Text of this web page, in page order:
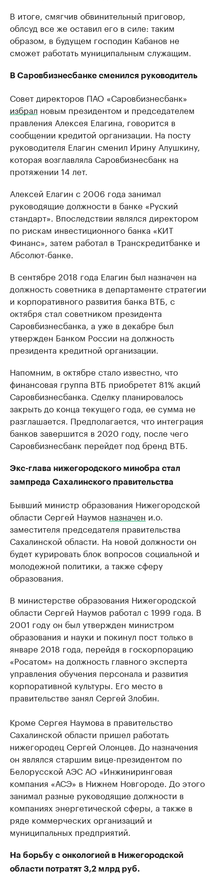
В итоге, смягчив обвинительный приговор,
облсуд все же оставил его в силе: таким
образом, в будущем господин Кабанов не
сможет работать муниципальным служащим.
В Саровбизнесбанке сменился руководитель
Совет директоров ПАО «Саровбизнесбанк»
избрал новым президентом и председателем
правления Алексея Елагина, говорится в
сообщении кредитой организации. На посту
руководителя Елагин сменил Ирину Алушкину,
которая возглавляла Саровбизнесбанк на
протяжении 14 лет.
Алексей Елагин с 2006 года занимал
руководящие должности в банке «Руский
стандарт». Впоследствии являлся директором
по рискам инвестиционного банка «КИТ
Финанс», затем работал в Транскредитбанке и
Абсолют-банке.
В сентябре 2018 года Елагин был назначен на
должность советника в департаменте стратегии
и корпоративного развития банка ВТБ, с
октября стал советником президента
Саровбизнесбанка, а уже в декабре был
утвержден Банком России на должность
президента кредитной организации.
Напомним, в октябре стало известно, что
финансовая группа ВТБ приобретет 81% акций
Саровбизнесбанка. Сделку планировалось
закрыть до конца текущего года, ее сумма не
разглашается. Предполагается, что интеграция
банков завершится в 2020 году, после чего
Саровбизнесбанк перейдет под бренд ВТБ.
Экс-глава нижегородского минобра стал
зампреда Сахалинского правительства
Бывший министр образования Нижегородской
области Сергей Наумов назначен и.о.
заместителя председателя правительства
Сахалинской области. На новой должности он
будет курировать блок вопросов социальной и
молодежной политики, а также сферу
образования.
В министерстве образования Нижегородской
области Сергей Наумов работал с 1999 года. В
2001 году он был утвержден министром
образования и науки и покинул пост только в
январе 2018 года, перейдя в госкорпорацию
«Росатом» на должность главного эксперта
управления обучения персонала и развития
корпоративной культуры. Его место в
правительстве занял Сергей Злобин.
Кроме Сергея Наумова в правительство
Сахалинской области пришел работать
нижегородец Сергей Олонцев. До назначения
он являлся старшим вице-президентом по
Белорусской АЭС АО «Инжиниринговая
компания «АСЭ» в Нижнем Новгороде. До этого
занимал разные руководящие должности в
компаниях энергетической сферы, а также в
ряде коммерческих организаций и
муниципальных предприятий.
На борьбу с онкологией в Нижегородской
области потратят 3,2 млрд руб.